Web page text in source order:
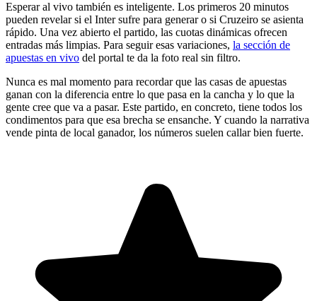
Esperar al vivo también es inteligente. Los primeros 20 minutos
pueden revelar si el Inter sufre para generar o si Cruzeiro se asienta
rápido. Una vez abierto el partido, las cuotas dinámicas ofrecen
entradas más limpias. Para seguir esas variaciones, la sección de
apuestas en vivo del portal te da la foto real sin filtro.
Nunca es mal momento para recordar que las casas de apuestas
ganan con la diferencia entre lo que pasa en la cancha y lo que la
gente cree que va a pasar. Este partido, en concreto, tiene todos los
condimentos para que esa brecha se ensanche. Y cuando la narrativa
vende pinta de local ganador, los números suelen callar bien fuerte.